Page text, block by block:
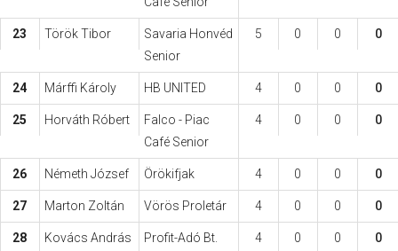
23 Török Tibor
Savaria Honvéd
Senior
5 0 0 0
24 Márffi Károly HB UNITED 4 0 0 0
25 Horváth Róbert
Falco - Piac
Café Senior
4 0 0 0
26 Németh József Örökifjak 4 0 0 0
27 Marton Zoltán Vörös Proletár 4 0 0 0
28 Kovács András Profit-Adó Bt. 4 0 0 0